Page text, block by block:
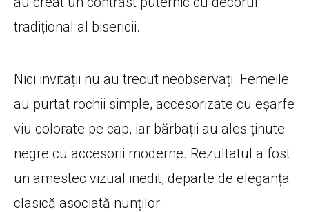
tradițional al bisericii.
Nici invitații nu au trecut neobservați. Femeile
au purtat rochii simple, accesorizate cu eșarfe
viu colorate pe cap, iar bărbații au ales ținute
negre cu accesorii moderne. Rezultatul a fost
un amestec vizual inedit, departe de eleganța
clasică asociată nunților.